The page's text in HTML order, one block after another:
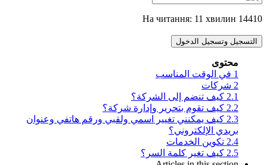
14410 На читання: 11 хвилин
التسجيل وتسجيل الدخول
محتوى
1 في الوقت المناسب
2 شركات
2.1 كيف تنضم إلى الشركة؟
2.2 كيف تقوم بتحرير وإدارة شركة؟
2.3 كيف يمكنني تغيير اسمي ولقبي ورقم هاتفي وعنوان
بريدي الإلكتروني؟
2.4 تكوين الخدمات
2.5 كيف تغير كلمة السر؟